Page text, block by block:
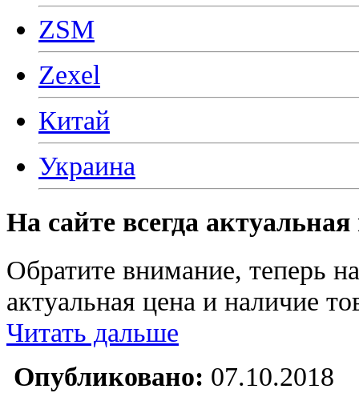
ZSM
Zexel
Китай
Украина
На сайте всегда
Обратите внимание, теперь
актуальная цена и наличие
Читать дальше
Опубликовано: 07.10.2018